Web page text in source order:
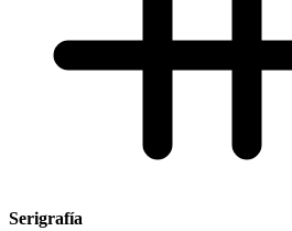
Serigrafía